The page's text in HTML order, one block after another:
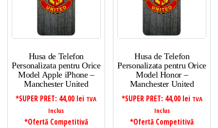
Husa de Telefon
Personalizata pentru Orice
Model Apple iPhone –
Manchester United
*SUPER PRET: 44,00 lei TVA
Inclus
*Ofertă Competitivă
Husa de Telefon
Personalizata pentru Orice
Model Honor –
Manchester United
*SUPER PRET: 44,00 lei TVA
Inclus
*Ofertă Competitivă